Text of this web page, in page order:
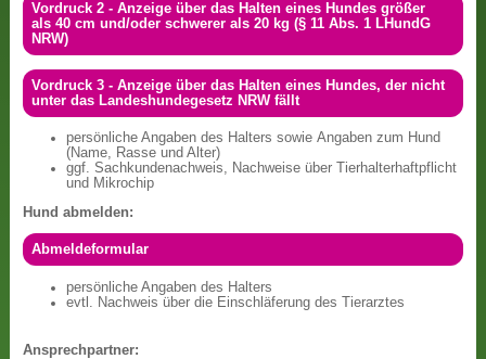
Vordruck 2 - Anzeige über das Halten eines Hundes größer
als 40 cm und/oder schwerer als 20 kg (§ 11 Abs. 1 LHundG
NRW)
Vordruck 3 - Anzeige über das Halten eines Hundes, der nicht
unter das Landeshundegesetz NRW fällt
persönliche Angaben des Halters sowie Angaben zum Hund
(Name, Rasse und Alter)
ggf. Sachkundenachweis, Nachweise über Tierhalterhaftpflicht
und Mikrochip
Hund abmelden:
Abmeldeformular
persönliche Angaben des Halters
evtl. Nachweis über die Einschläferung des Tierarztes
Ansprechpartner: